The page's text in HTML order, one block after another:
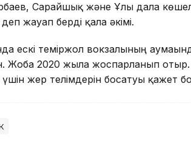
Сарайшық және Ұлы дала
жауап берді қала әкімі.
ескі теміржол вокзалының
Жоба 2020 жылға жоспарланып
жер телімдерін босатуы қажет